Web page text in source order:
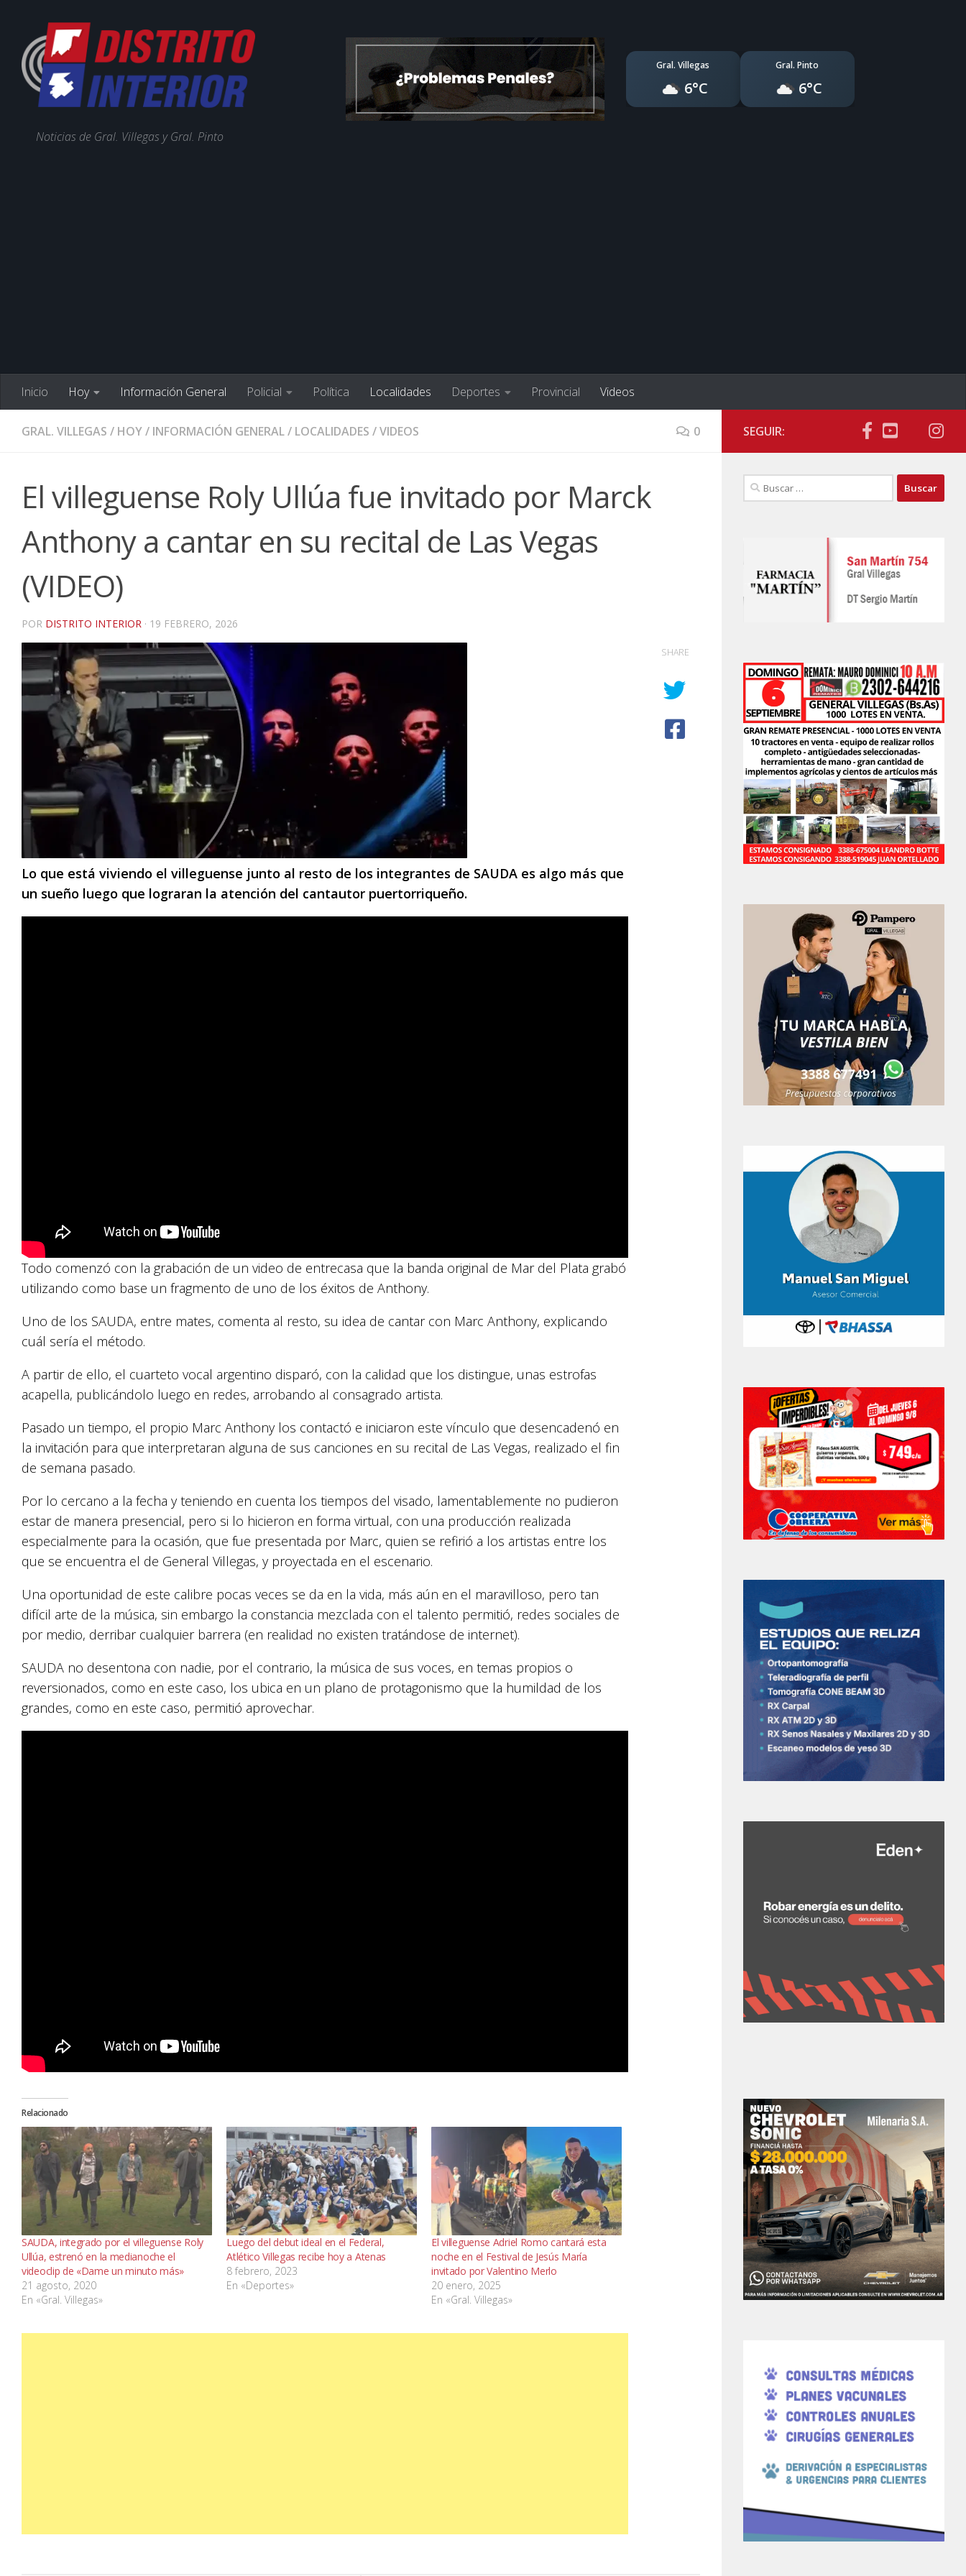
Noticias de Gral. Villegas y Gral. Pinto
Gral. Villegas
6°C
Gral. Pinto
6°C
Inicio Hoy Información General Policial Política Localidades Deportes Provincial Videos
GRAL. VILLEGAS / HOY/ INFORMACIÓN GENERAL/ LOCALIDADES /VIDEOS 0
El villeguense Roly Ullúa fue invitado por Marck
Anthony a cantar en su recital de Las Vegas
(VIDEO)
POR DISTRITO INTERIOR · 19 FEBRERO, 2026
Lo que está viviendo el villeguense junto al resto de los integrantes de SAUDA es algo más que
un sueño luego que lograran la atención del cantautor puertorriqueño.
Todo comenzó con la grabación de un video de entrecasa que la banda original de Mar del Plata grabó
utilizando como base un fragmento de uno de los éxitos de Anthony.
Uno de los SAUDA, entre mates, comenta al resto, su idea de cantar con Marc Anthony, explicando
cuál sería el método.
A partir de ello, el cuarteto vocal argentino disparó, con la calidad que los distingue, unas estrofas
acapella, publicándolo luego en redes, arrobando al consagrado artista.
Pasado un tiempo, el propio Marc Anthony los contactó e iniciaron este vínculo que desencadenó en
la invitación para que interpretaran alguna de sus canciones en su recital de Las Vegas, realizado el fin
de semana pasado.
Por lo cercano a la fecha y teniendo en cuenta los tiempos del visado, lamentablemente no pudieron
estar de manera presencial, pero si lo hicieron en forma virtual, con una producción realizada
especialmente para la ocasión, que fue presentada por Marc, quien se refirió a los artistas entre los
que se encuentra el de General Villegas, y proyectada en el escenario.
Una oportunidad de este calibre pocas veces se da en la vida, más aún en el maravilloso, pero tan
difícil arte de la música, sin embargo la constancia mezclada con el talento permitió, redes sociales de
por medio, derribar cualquier barrera (en realidad no existen tratándose de internet).
SAUDA no desentona con nadie, por el contrario, la música de sus voces, en temas propios o
reversionados, como en este caso, los ubica en un plano de protagonismo que la humildad de los
grandes, como en este caso, permitió aprovechar.
Relacionado
SAUDA, integrado por el villeguense Roly
Ullúa, estrenó en la medianoche el
videoclip de «Dame un minuto más»
21 agosto, 2020
En «Gral. Villegas»
Luego del debut ideal en el Federal,
Atlético Villegas recibe hoy a Atenas
8 febrero, 2023
En «Deportes»
El villeguense Adriel Romo cantará esta
noche en el Festival de Jesús María
invitado por Valentino Merlo
20 enero, 2025
En «Gral. Villegas»
SHARE
SEGUIR:
Buscar: